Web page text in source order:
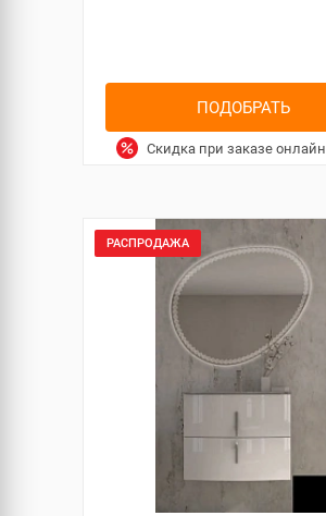
ПОДОБРАТЬ
Скидка при заказе онлайн
РАСПРОДАЖА